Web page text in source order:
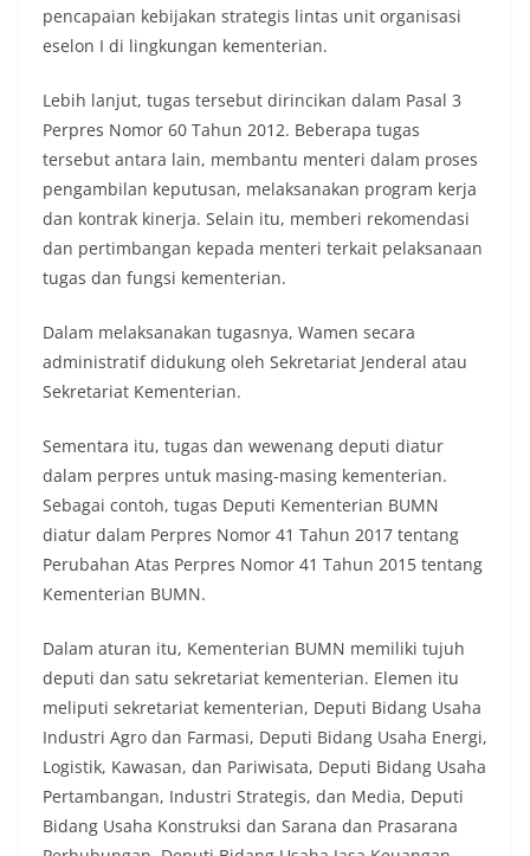
pencapaian kebijakan strategis lintas unit organisasi
eselon I di lingkungan kementerian.
Lebih lanjut, tugas tersebut dirincikan dalam Pasal 3
Perpres Nomor 60 Tahun 2012. Beberapa tugas
tersebut antara lain, membantu menteri dalam proses
pengambilan keputusan, melaksanakan program kerja
dan kontrak kinerja. Selain itu, memberi rekomendasi
dan pertimbangan kepada menteri terkait pelaksanaan
tugas dan fungsi kementerian.
Dalam melaksanakan tugasnya, Wamen secara
administratif didukung oleh Sekretariat Jenderal atau
Sekretariat Kementerian.
Sementara itu, tugas dan wewenang deputi diatur
dalam perpres untuk masing-masing kementerian.
Sebagai contoh, tugas Deputi Kementerian BUMN
diatur dalam Perpres Nomor 41 Tahun 2017 tentang
Perubahan Atas Perpres Nomor 41 Tahun 2015 tentang
Kementerian BUMN.
Dalam aturan itu, Kementerian BUMN memiliki tujuh
deputi dan satu sekretariat kementerian. Elemen itu
meliputi sekretariat kementerian, Deputi Bidang Usaha
Industri Agro dan Farmasi, Deputi Bidang Usaha Energi,
Logistik, Kawasan, dan Pariwisata, Deputi Bidang Usaha
Pertambangan, Industri Strategis, dan Media, Deputi
Bidang Usaha Konstruksi dan Sarana dan Prasarana